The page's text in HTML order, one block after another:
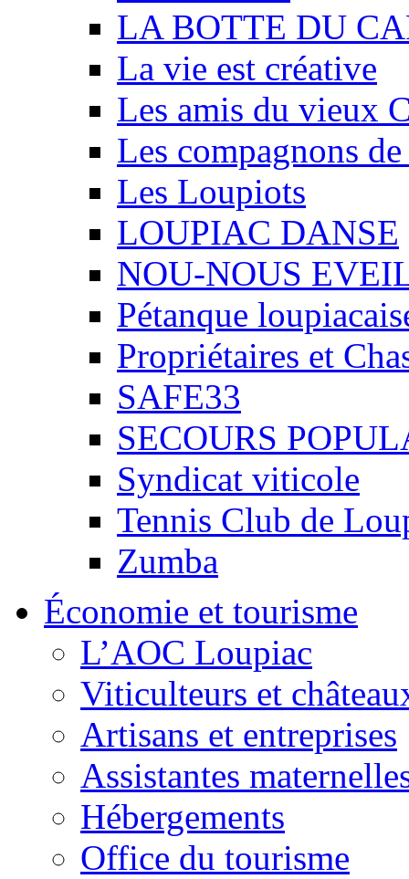
LA BOTTE DU
La vie est créative
Les amis du vieux
Les compagnons
Les Loupiots
LOUPIAC DANSE
NOU-NOUS
Pétanque
Propriétaires et
SAFE33
SECOURS
Syndicat viticole
Tennis Club de
Zumba
Économie et tourisme
L’AOC Loupiac
Viticulteurs et
Artisans et entreprises
Assistantes
Hébergements
Office du tourisme